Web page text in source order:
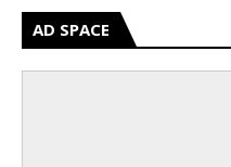
AD SPACE